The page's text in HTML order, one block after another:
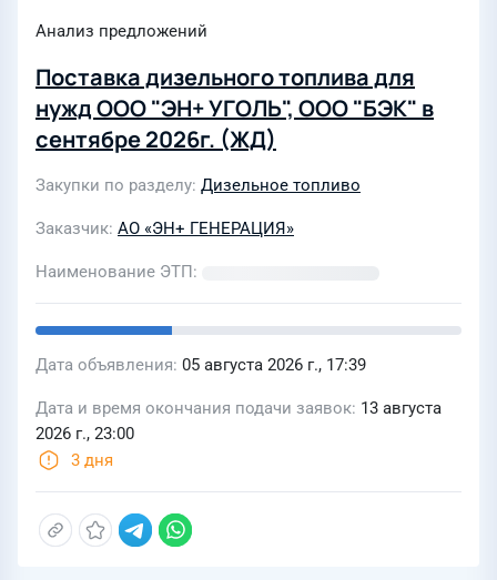
Анализ предложений
Поставка дизельного топлива для
нужд ООО "ЭН+ УГОЛЬ", ООО "БЭК" в
сентябре 2026г. (ЖД)
Закупки по разделу Дизельное топливо
Заказчик АО «ЭН+ ГЕНЕРАЦИЯ»
Наименование ЭТП
Дата объявления 05 августа 2026 г., 17:39
Дата и время окончания подачи заявок 13 августа
2026 г., 23:00
3 дня